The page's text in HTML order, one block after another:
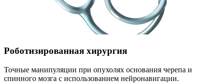
Роботизированная хирургия
Точные манипуляции при опухолях основания черепа и
спинного мозга с использованием нейронавигации.